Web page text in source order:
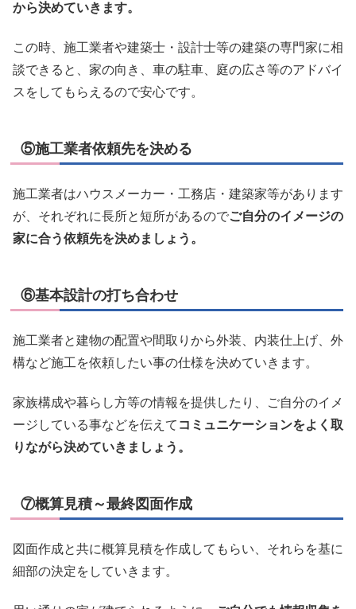
から決めていきます。
この時、施工業者や建築士・設計士等の建築の専門家に相
談できると、家の向き、車の駐車、庭の広さ等のアドバイ
スをしてもらえるので安心です。
⑤施工業者依頼先を決める
施工業者はハウスメーカー・工務店・建築家等があります
が、それぞれに長所と短所があるのでご自分のイメージの
家に合う依頼先を決めましょう。
⑥基本設計の打ち合わせ
施工業者と建物の配置や間取りから外装、内装仕上げ、外
構など施工を依頼したい事の仕様を決めていきます。
家族構成や暮らし方等の情報を提供したり、ご自分のイメ
ージしている事などを伝えて コミュニケーションをよく取
りながら決めていきましょう。
⑦概算見積～最終図面作成
図面作成と共に概算見積を作成してもらい、それらを基に
細部の決定をしていきます。